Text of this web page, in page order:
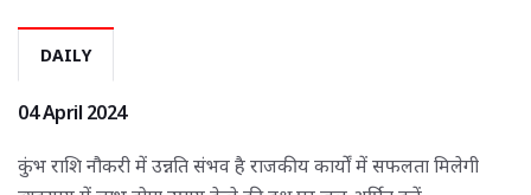
DAILY
04 April 2024
कुंभ राशि नौकरी में उन्नति संभव है राजकीय कार्यों में सफलता मिलेगी